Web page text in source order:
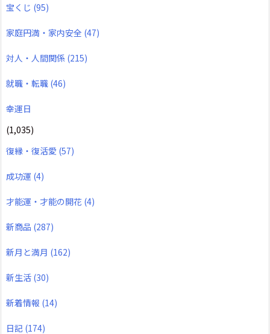
宝くじ (95)
家庭円満・家内安全 (47)
対人・人間関係 (215)
就職・転職 (46)
幸運日
(1,035)
復縁・復活愛 (57)
成功運 (4)
才能運・才能の開花 (4)
新商品 (287)
新月と満月 (162)
新生活 (30)
新着情報 (14)
日記 (174)